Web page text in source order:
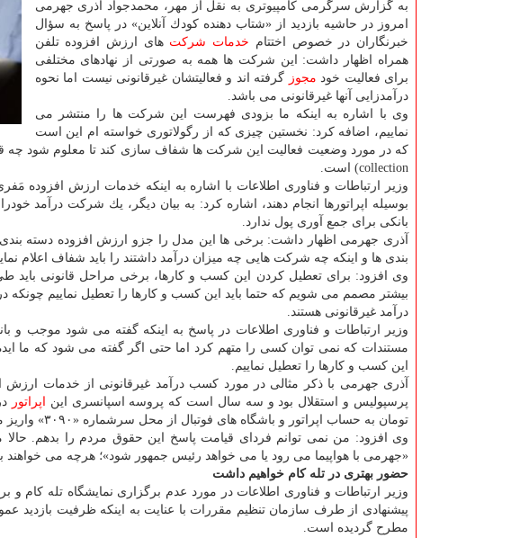
به گزارش سرگرمی كامپیوتری به نقل از مهر، محمدجواد آذری جهرمی
امروز در حاشیه بازدید از «شتاب دهنده كودك آنلاین» در پاسخ به سؤال
خبرنگاران در خصوص اختتام خدمات شركت های ارزش افزوده تلفن
همراه اظهار داشت: این شركت ها همه به صورتی از نهادهای مختلفی
برای فعالیت خود مجوز گرفته اند و فعالیتشان غیرقانونی نیست اما نحوه
درآمدزایی آنها غیرقانونی می باشد.
وی با اشاره به اینكه ما بزودی فهرست این شركت ها را منتشر می
نماییم، اضافه كرد: نخستین چیزی كه از رگولاتوری خواسته ام این است
collection) است.
وزیر ارتباطات و فناوری اطلاعات با اشاره به اینكه خدمات ارزش
بوسیله اپراتورها انجام دهند، اشاره كرد: به بیان دیگر، یك شركت درآمد
بانكی برای جمع آوری پول ندارد.
آذری جهرمی اظهار داشت: برخی ها این مدل را جزو ارزش افزوده دسته
بندی ها و اینكه چه شركت هایی چه میزان درآمد داشتند را باید شفاف اعلام
وی افزود: برای تعطیل كردن این كسب و كارها، برخی مراحل قانونی باید
بیشتر مصمم می شویم كه حتما باید این كسب و كارها را تعطیل نماییم چونكه
درآمد غیرقانونی هستند.
وزیر ارتباطات و فناوری اطلاعات در پاسخ به اینكه گفته می شود موجب
مستندات كه نمی توان كسی را متهم كرد اما حتی اگر گفته می شود كه ما
این كسب و كارها را تعطیل نماییم.
آذری جهرمی با ذكر مثالی در مورد كسب درآمد غیرقانونی از خدمات
پرسپولیس و استقلال بود و سه سال است كه پروسه اسپانسری این
اپراتور
تومان به حساب اپراتور و باشگاه های فوتبال از محل سرشماره «۳۰۹۰» واریز می شود.
وی افزود: من نمی توانم فردای قیامت پاسخ این حقوق مردم را بدهم.
«جهرمی با هواپیما می رود یا می خواهد رئیس جمهور شود»؛ هرچه می خواهند
حضور بهتری در تله كام خواهیم داشت
وزیر ارتباطات و فناوری اطلاعات در مورد عدم برگزاری نمایشگاه تله كام و
پیشنهادی از طرف سازمان تنظیم مقررات با عنایت به اینكه ظرفیت بازدید
مطرح گردیده است.